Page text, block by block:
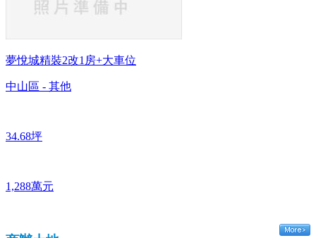
夢悅城精裝2改1房+大車位
中山區 - 其他
34.68坪
1,288萬元